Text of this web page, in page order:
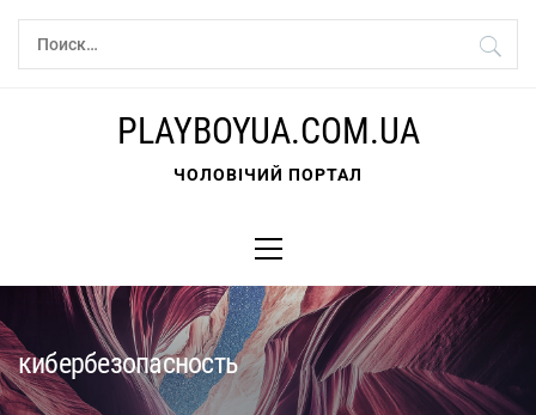
Перейти
Найти:
PLAYBOYUA.COM.UA
ЧОЛОВІЧИЙ ПОРТАЛ
меню
кибербезопасность